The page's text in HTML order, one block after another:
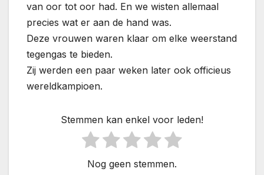
van oor tot oor had. En we wisten allemaal
precies wat er aan de hand was.
Deze vrouwen waren klaar om elke weerstand
tegengas te bieden.
Zij werden een paar weken later ook officieus
wereldkampioen.
Stemmen kan enkel voor leden!
Nog geen stemmen.